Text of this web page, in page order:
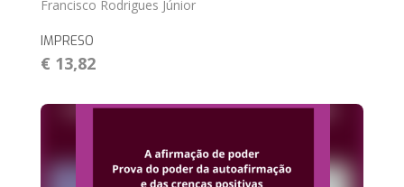
Francisco Rodrigues Júnior
IMPRESO
€ 13,82